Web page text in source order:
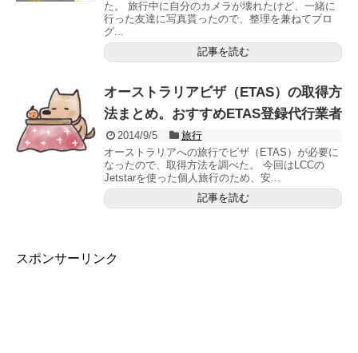
た。 旅行中に自分のカメラが壊れたけど、一緒に
行った友達に写真貰ったので、整理を兼ねてブロ
グ...
記事を読む
オーストラリアビザ（ETAS）の取得方
法まとめ。おすすめETAS登録代行業者
2014/9/5
旅行
オーストラリアへの旅行でビザ（ETAS）が必要に
なったので、取得方法を調べた。 今回はLCCの
Jetstarを使った個人旅行のため、安...
記事を読む
スポンサーリンク